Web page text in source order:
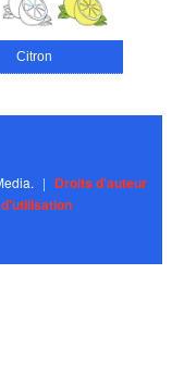
Citron
| Droits d'auteur